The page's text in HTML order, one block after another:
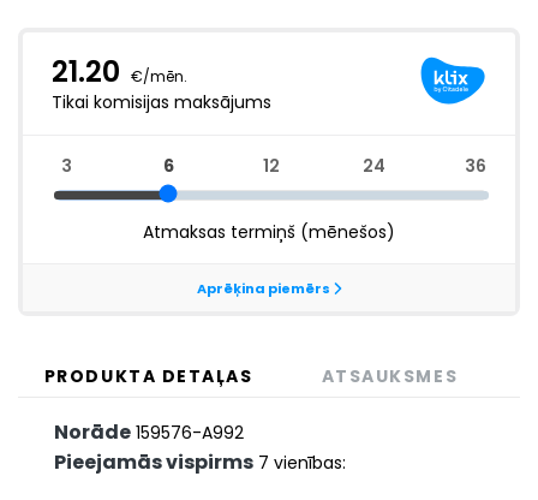
PRODUKTA DETAĻAS ATSAUKSMES
Norāde 159576-A992
Pieejamās vispirms 7 vienības: